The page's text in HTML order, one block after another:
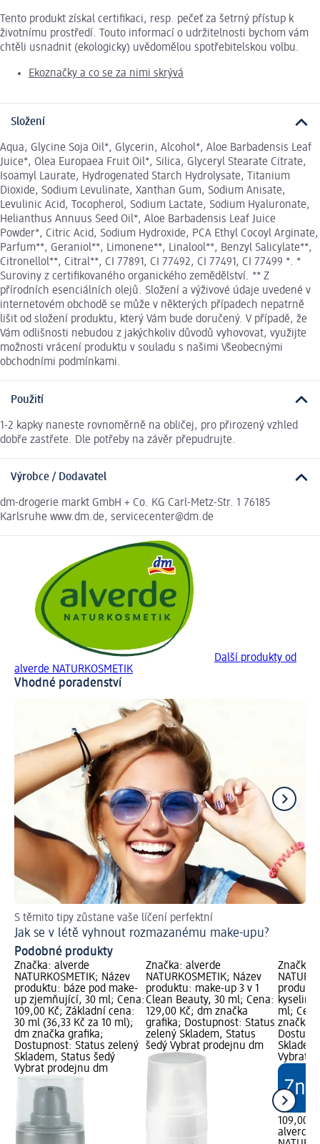
Tento produkt získal certifikaci, resp. pečeť za šetrný přístup k
životnímu prostředí. Touto informací o udržitelnosti bychom vám
chtěli usnadnit (ekologicky) uvědomělou spotřebitelskou volbu.
Ekoznačky a co se za nimi skrývá
Složení
Aqua, Glycine Soja Oil*, Glycerin, Alcohol*, Aloe Barbadensis Leaf
Juice*, Olea Europaea Fruit Oil*, Silica, Glyceryl Stearate Citrate,
Isoamyl Laurate, Hydrogenated Starch Hydrolysate, Titanium
Dioxide, Sodium Levulinate, Xanthan Gum, Sodium Anisate,
Levulinic Acid, Tocopherol, Sodium Lactate, Sodium Hyaluronate,
Helianthus Annuus Seed Oil*, Aloe Barbadensis Leaf Juice
Powder*, Citric Acid, Sodium Hydroxide, PCA Ethyl Cocoyl Arginate,
Parfum**, Geraniol**, Limonene**, Linalool**, Benzyl Salicylate**,
Citronellol**, Citral**, CI 77891, CI 77492, CI 77491, CI 77499 *. *
Suroviny z certifikovaného organického zemědělství. ** Z
přírodních esenciálních olejů. Složení a výživové údaje uvedené v
internetovém obchodě se může v některých případech nepatrně
lišit od složení produktu, který Vám bude doručený. V případě, že
Vám odlišnosti nebudou z jakýchkoliv důvodů vyhovovat, využijte
možnosti vrácení produktu v souladu s našimi Všeobecnými
obchodními podmínkami.
Použití
1-2 kapky naneste rovnoměrně na obličej, pro přirozený vzhled
dobře zastřete. Dle potřeby na závěr přepudrujte.
Výrobce / Dodavatel
dm-drogerie markt GmbH + Co. KG Carl-Metz-Str. 1 76185
Karlsruhe www.dm.de, servicecenter@dm.de
Další produkty od
alverde NATURKOSMETIK
Vhodné poradenství
S těmito tipy zůstane vaše líčení perfektní
Jak se v létě vyhnout rozmazanému make-upu?
Podobné produkty
Značka: alverde
NATURKOSMETIK; Název
produktu: báze pod make-
up zjemňující, 30 ml; Cena:
109,00 Kč; Základní cena:
30 ml (36,33 Kč za 10 ml);
dm značka grafika;
Dostupnost: Status zelený
Skladem, Status šedý
Vybrat prodejnu dm
Značka: alverde
NATURKOSMETIK; Název
produktu: make-up 3 v 1
Clean Beauty, 30 ml; Cena:
129,00 Kč; dm značka
grafika; Dostupnost: Status
zelený Skladem, Status
šedý Vybrat prodejnu dm
Značka:
ml;
značka
Vybrat
109,00
alverde